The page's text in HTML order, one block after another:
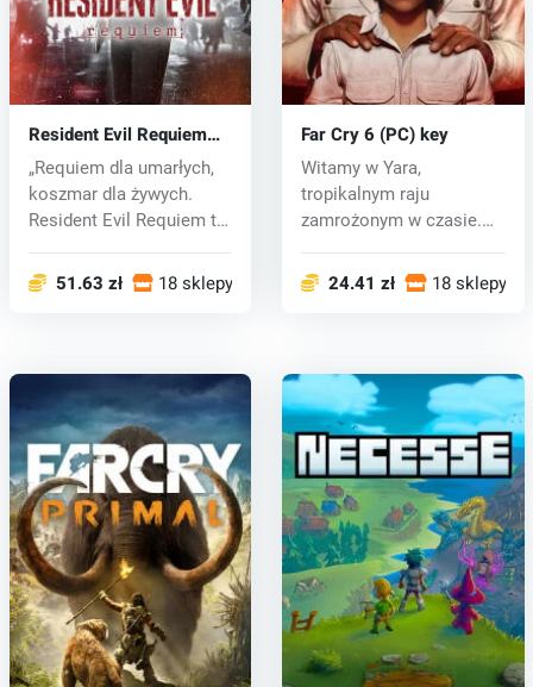
Resident Evil Requiem
(PC) key
„Requiem dla umarłych,
koszmar dla żywych.
Resident Evil Requiem to
51.63 zł 18 sklepy
Far Cry 6 (PC) key
Witamy w Yara,
tropikalnym raju
zamrożonym w czasie.
24.41 zł 18 sklepy